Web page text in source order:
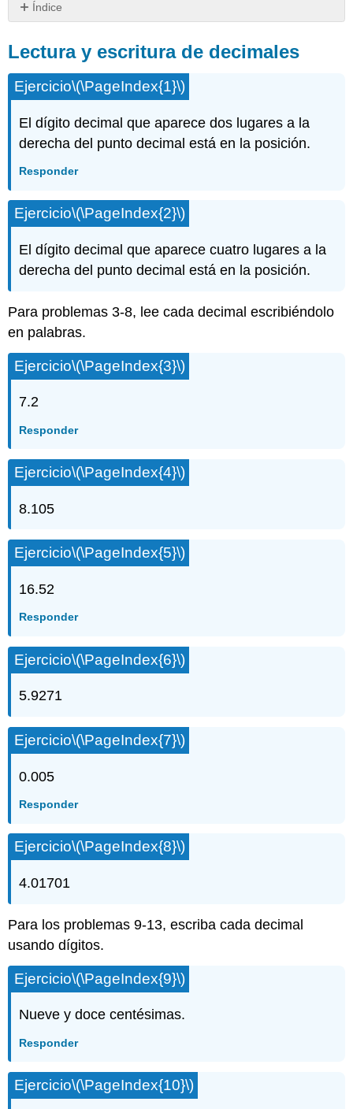
Índice
escritura
de
decimales
un
decimal
una
Redondeo
de
Suma,
resta,
división
de
decimales
y
no
([link],
[link],
[link],
Conversión
una
Fracción
Decimal
Combinaciones
de
con
Decimales
y
Lectura y escritura de decimales
Ejercicio\(\PageIndex{1}\)
El dígito decimal que aparece dos lugares a la
derecha del punto decimal está en la posición.
Responder
Ejercicio\(\PageIndex{2}\)
El dígito decimal que aparece cuatro lugares a la
derecha del punto decimal está en la posición.
Para problemas 3-8, lee cada decimal escribiéndolo
en palabras.
Ejercicio\(\PageIndex{3}\)
7.2
Responder
Ejercicio\(\PageIndex{4}\)
8.105
Ejercicio\(\PageIndex{5}\)
16.52
Responder
Ejercicio\(\PageIndex{6}\)
5.9271
Ejercicio\(\PageIndex{7}\)
0.005
Responder
Ejercicio\(\PageIndex{8}\)
4.01701
Para los problemas 9-13, escriba cada decimal
usando dígitos.
Ejercicio\(\PageIndex{9}\)
Nueve y doce centésimas.
Responder
Ejercicio\(\PageIndex{10}\)